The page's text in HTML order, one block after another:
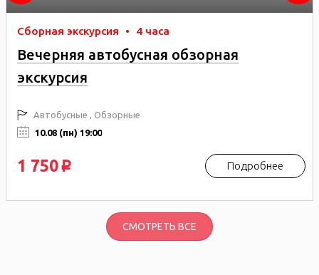
Сборная экскурсия • 4 часа
Вечерняя автобусная обзорная
экскурсия
Автобусные , Обзорные
10.08 (пн) 19:00
1 750 p Подробнее
СМОТРЕТЬ ВСЕ